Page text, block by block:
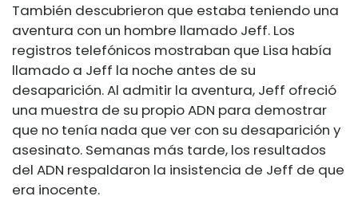
También descubrieron que estaba teniendo una
aventura con un hombre llamado Jeff. Los
registros telefónicos mostraban que Lisa había
llamado a Jeff la noche antes de su
desaparición. Al admitir la aventura, Jeff ofreció
una muestra de su propio ADN para demostrar
que no tenía nada que ver con su desaparición y
asesinato. Semanas más tarde, los resultados
del ADN respaldaron la insistencia de Jeff de que
era inocente.